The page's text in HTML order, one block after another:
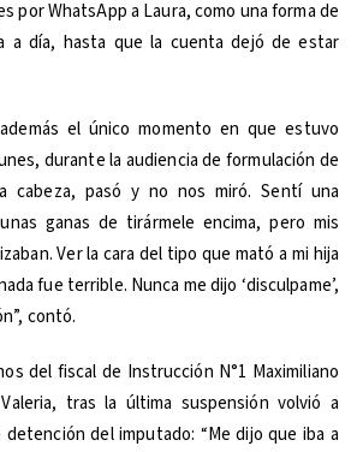
por WhatsApp a Laura, como una forma de
a día, hasta que la cuenta dejó de estar
el único momento en que estuvo
durante la audiencia de formulación de
cabeza, pasó y no nos miró. Sentí una
ganas de tirármele encima, pero mis
Ver la cara del tipo que mató a mi hija
fue terrible. Nunca me dijo ‘disculpame’,
contó.
del fiscal de Instrucción N°1 Maximiliano
tras la última suspensión volvió a
del imputado: “Me dijo que iba a